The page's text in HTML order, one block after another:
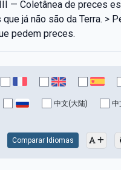
— Não saiba a vossa mão
mão direita
— Fora da caridade não há
— Não se pode servir a
— Sede perfeitos
— Coletânea de preces
já não são da Terra. >
pedem preces.
中文(大陆) 中
Comparar Idiomas